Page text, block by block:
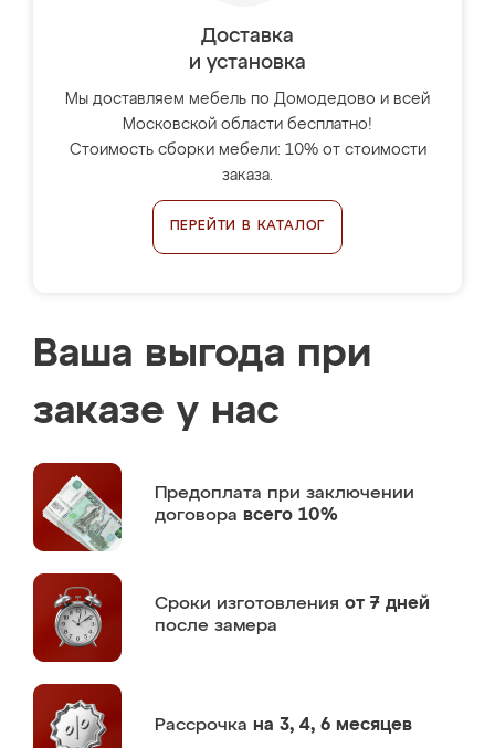
Доставка
и установка
Мы доставляем мебель по Домодедово и всей
Московской области бесплатно!
Стоимость сборки мебели: 10% от стоимости
заказа.
ПЕРЕЙТИ В КАТАЛОГ
Ваша выгода при
заказе у нас
Предоплата при заключении
договора всего 10%
Сроки изготовления от 7 дней
после замера
Рассрочка на 3, 4, 6 месяцев